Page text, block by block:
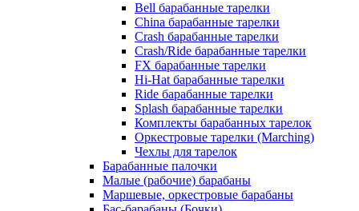
Bell барабанные тарелки
China барабанные тарелки
Crash барабанные тарелки
Crash/Ride барабанные тарелки
FX барабанные тарелки
Hi-Hat барабанные тарелки
Ride барабанные тарелки
Splash барабанные тарелки
Комплекты барабанных тарелок
Оркестровые тарелки (Marching)
Чехлы для тарелок
Барабанные палочки
Малые (рабочие) барабаны
Маршевые, оркестровые барабаны